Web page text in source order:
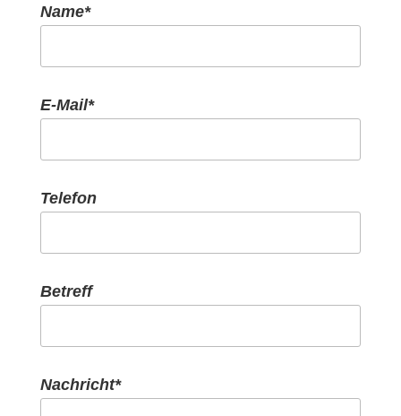
Bitte lasse dieses Feld leer.
Bitte lasse dieses Feld leer.
Name*
E-Mail*
Telefon
Bitte lasse dieses Feld leer.
Betreff
Nachricht*